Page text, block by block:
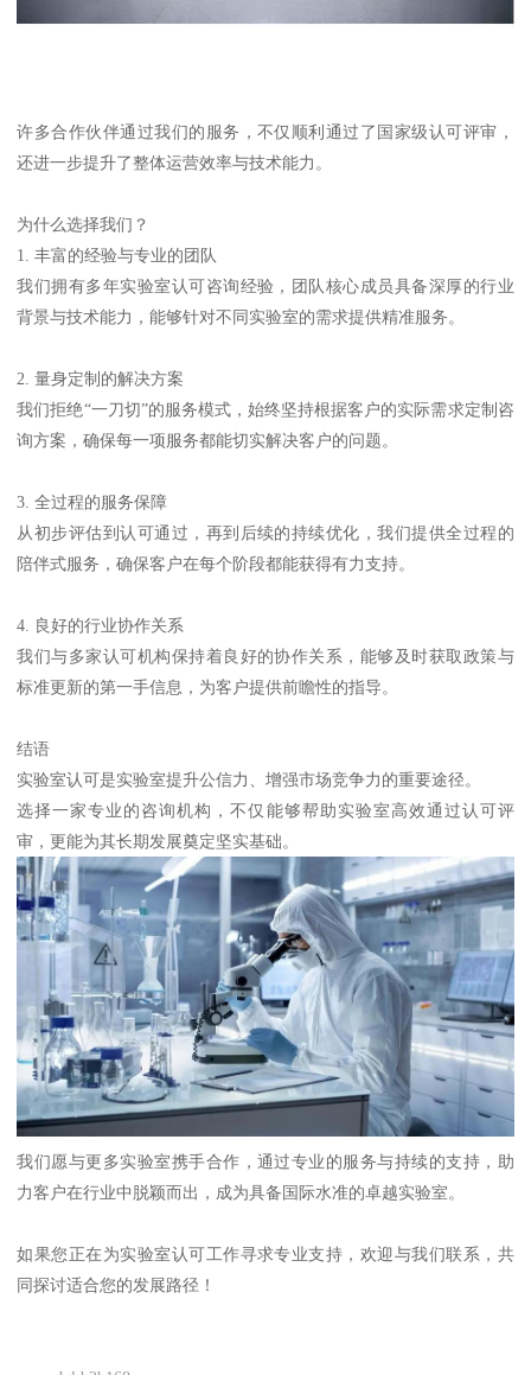
许多合作伙伴通过我们的服务，不仅顺利通过了国家级认可评审，
还进一步提升了整体运营效率与技术能力。
为什么选择我们？
1. 丰富的经验与专业的团队
我们拥有多年实验室认可咨询经验，团队核心成员具备深厚的行业
背景与技术能力，能够针对不同实验室的需求提供精准服务。
2. 量身定制的解决方案
我们拒绝“一刀切”的服务模式，始终坚持根据客户的实际需求定制咨
询方案，确保每一项服务都能切实解决客户的问题。
3. 全过程的服务保障
从初步评估到认可通过，再到后续的持续优化，我们提供全过程的
陪伴式服务，确保客户在每个阶段都能获得有力支持。
4. 良好的行业协作关系
我们与多家认可机构保持着良好的协作关系，能够及时获取政策与
标准更新的第一手信息，为客户提供前瞻性的指导。
结语
实验室认可是实验室提升公信力、增强市场竞争力的重要途径。
选择一家专业的咨询机构，不仅能够帮助实验室高效通过认可评
审，更能为其长期发展奠定坚实基础。
我们愿与更多实验室携手合作，通过专业的服务与持续的支持，助
力客户在行业中脱颖而出，成为具备国际水准的卓越实验室。
如果您正在为实验室认可工作寻求专业支持，欢迎与我们联系，共
同探讨适合您的发展路径！